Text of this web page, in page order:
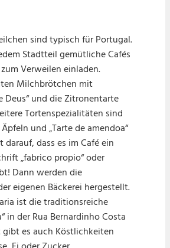
sind typisch für Portugal.
Stadtteil gemütliche Cafés
Verweilen einladen.
Milchbrötchen mit
Deus“ und die Zitronentarte
Tortenspezialitäten sind
und „Tarte de amendoa“
dass es im Café ein
„fabrico propio“ oder
Dann werden die
eigenen Bäckerei hergestellt.
ist die traditionsreiche
in der Rua Bernardinho Costa
es auch Köstlichkeiten